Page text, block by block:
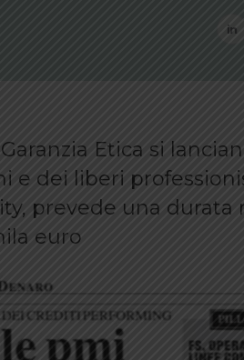
Etica si
e dei liberi
prevede una durata
euro